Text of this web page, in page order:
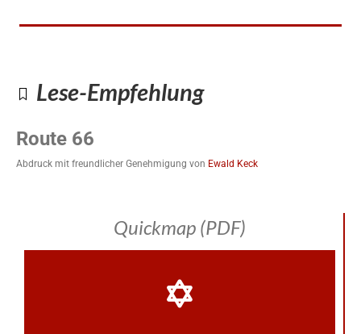
Lese-Empfehlung
Route 66
Abdruck mit freundlicher Genehmigung von Ewald Keck
Quickmap (PDF)